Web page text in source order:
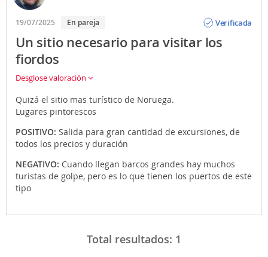
19/07/2025 En pareja
Verificada
Un sitio necesario para visitar los
fiordos
Desglose valoración
Quizá el sitio mas turístico de Noruega.
Lugares pintorescos
POSITIVO: Salida para gran cantidad de excursiones, de
todos los precios y duración
NEGATIVO: Cuando llegan barcos grandes hay muchos
turistas de golpe, pero es lo que tienen los puertos de este
tipo
Total resultados: 1